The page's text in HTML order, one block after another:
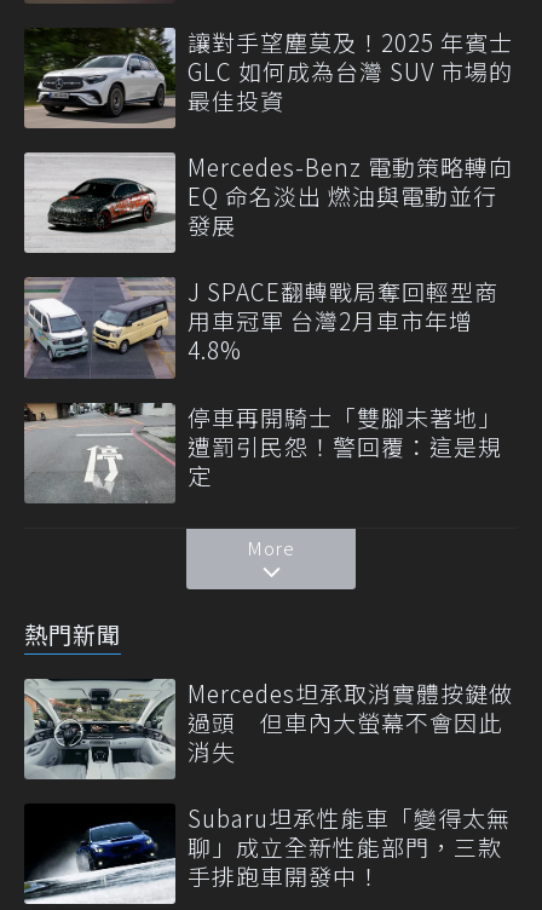
讓對手望塵莫及！2025 年賓士
GLC 如何成為台灣 SUV 市場的
最佳投資
Mercedes-Benz 電動策略轉向
EQ 命名淡出 燃油與電動並行
發展
J SPACE翻轉戰局奪回輕型商
用車冠軍 台灣2月車市年增
4.8%
停車再開騎士「雙腳未著地」
遭罰引民怨！警回覆：這是規
定
More
熱門新聞
Mercedes坦承取消實體按鍵做
過頭 但車內大螢幕不會因此
消失
Subaru坦承性能車「變得太無
聊」成立全新性能部門，三款
手排跑車開發中！